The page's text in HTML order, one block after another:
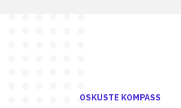
OSKUSTE KOMPASS